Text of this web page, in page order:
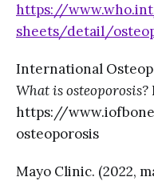
https://
sheets/detail/
International
What is osteoporosis?
https://
osteoporosis
Mayo Clinic. (2022,